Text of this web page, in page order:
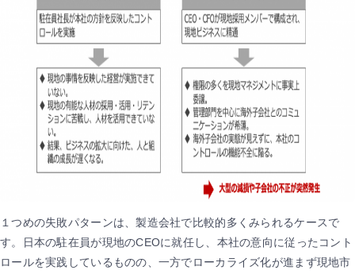
１つめの失敗パターンは、製造会社で比較的多くみられるケースで
す。日本の駐在員が現地のCEOに就任し、本社の意向に従ったコント
ロールを実践しているものの、一方でローカライズ化が進まず現地市